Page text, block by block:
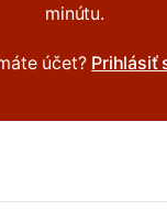
minútu.
účet? Prihlásiť